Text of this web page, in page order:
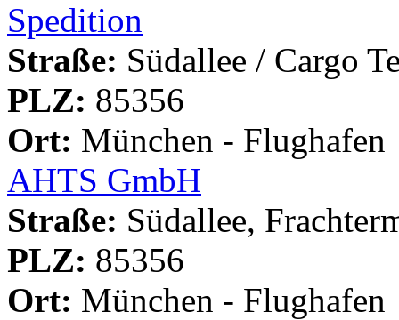
Spedition
Straße: Südallee / Cargo
PLZ: 85356
Ort: München - Flughafen
AHTS GmbH
Straße: Südallee,
PLZ: 85356
Ort: München - Flughafen